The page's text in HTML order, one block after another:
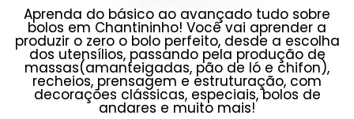
Aprenda do básico ao avançado tudo sobre
bolos em Chantininho! Você vai aprender a
produzir o zero o bolo perfeito, desde a escolha
dos utensílios, passando pela produção de
massas(amanteigadas, pão de ló e chifon),
recheios, prensagem e estruturação, com
decorações clássicas, especiais, bolos de
andares e muito mais!